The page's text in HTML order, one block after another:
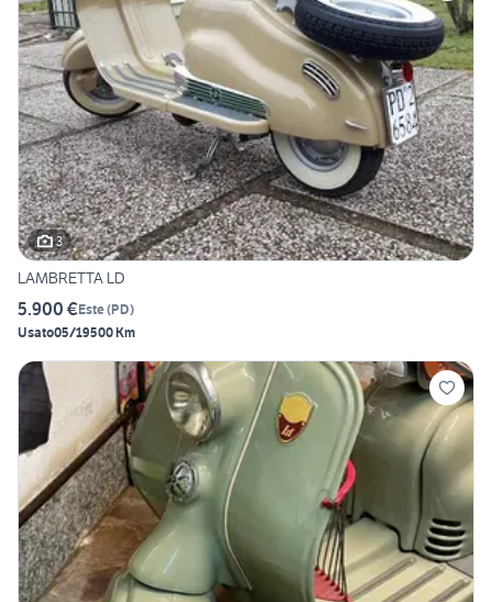
3
LAMBRETTA LD
5.900 €Este(PD)
Usato05/19500 Km